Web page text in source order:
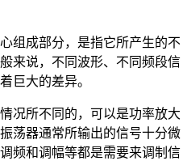
组成部分，是指它所产生的不
来说，不同波形、不同频段信
巨大的差异。
况所不同的，可以是功率放大
荡器通常所输出的信号十分微
频和调幅等都是需要来调制信